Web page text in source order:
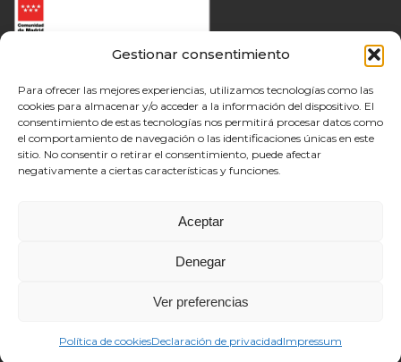
Gestionar consentimiento
Para ofrecer las mejores experiencias, utilizamos tecnologías como las
cookies para almacenar y/o acceder a la información del dispositivo. El
consentimiento de estas tecnologías nos permitirá procesar datos como
el comportamiento de navegación o las identificaciones únicas en este
sitio. No consentir o retirar el consentimiento, puede afectar
negativamente a ciertas características y funciones.
Aceptar
Denegar
Ver preferencias
Política de cookiesDeclaración de privacidadImpressum